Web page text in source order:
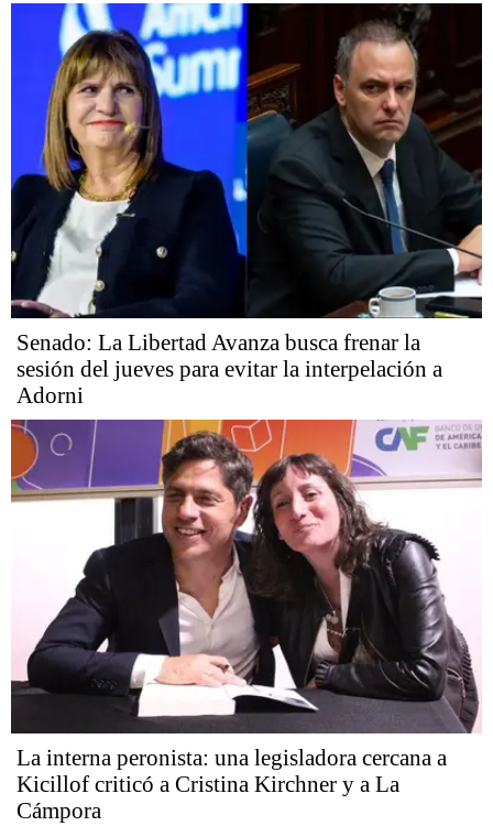
Senado: La Libertad Avanza busca frenar la
sesión del jueves para evitar la interpelación a
Adorni
La interna peronista: una legisladora cercana a
Kicillof criticó a Cristina Kirchner y a La
Cámpora